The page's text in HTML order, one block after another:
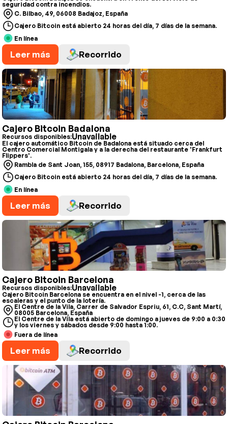
seguridad contra incendios.
C. Bilbao, 49, 06008 Badajoz, España
Cajero Bitcoin está abierto 24 horas del día, 7 días de la semana.
En línea
Leer más Recorrido
Cajero Bitcoin Badalona
Recursos disponibles:Unavailable
El cajero automático Bitcoin de Badalona está situado cerca del
Centro Comercial Montigala y a la derecha del restaurante 'Frankfurt
Flippers'.
Rambla de Sant Joan, 155, 08917 Badalona, Barcelona, España
Cajero Bitcoin está abierto 24 horas del día, 7 días de la semana.
En línea
Leer más Recorrido
Cajero Bitcoin Barcelona
Recursos disponibles:Unavailable
Cajero Bitcoin Barcelona se encuentra en el nivel -1, cerca de las
escaleras y el punto de la lotería.
El Centre de la Vila, Carrer de Salvador Espriu, 61, C.C, Sant Martí,
08005 Barcelona, España
El Centre de la Vila está abierto de domingo a jueves de 9:00 a 0:30
y los viernes y sábados desde 9:00 hasta 1:00.
Fuera de línea
Leer más Recorrido